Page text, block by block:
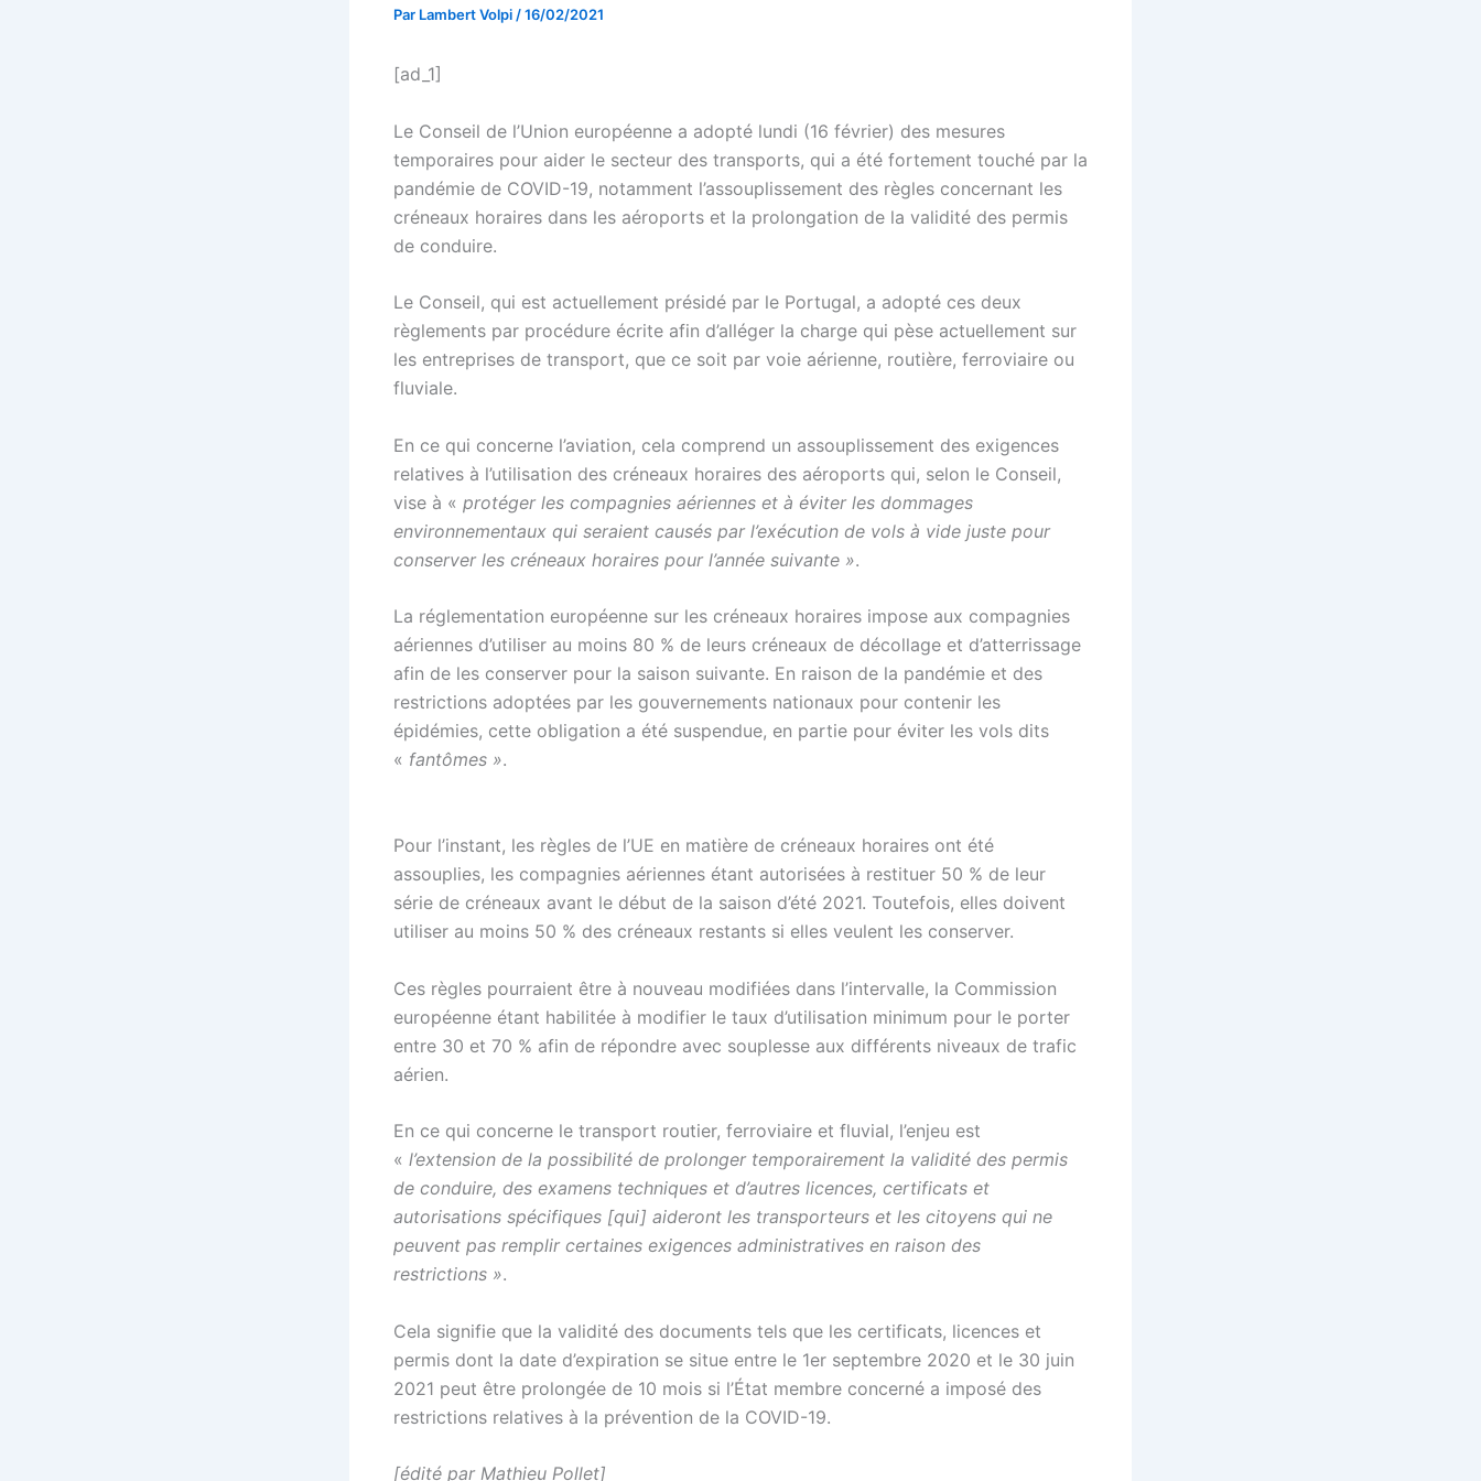
Par Lambert Volpi /16/02/2021
[ad_1]
Le Conseil de l’Union européenne a adopté lundi (16 février) des mesures
temporaires pour aider le secteur des transports, qui a été fortement touché par la
pandémie de COVID-19, notamment l’assouplissement des règles concernant les
créneaux horaires dans les aéroports et la prolongation de la validité des permis
de conduire.
Le Conseil, qui est actuellement présidé par le Portugal, a adopté ces deux
règlements par procédure écrite afin d’alléger la charge qui pèse actuellement sur
les entreprises de transport, que ce soit par voie aérienne, routière, ferroviaire ou
fluviale.
En ce qui concerne l’aviation, cela comprend un assouplissement des exigences
relatives à l’utilisation des créneaux horaires des aéroports qui, selon le Conseil,
vise à « protéger les compagnies aériennes et à éviter les dommages
environnementaux qui seraient causés par l’exécution de vols à vide juste pour
conserver les créneaux horaires pour l’année suivante ».
La réglementation européenne sur les créneaux horaires impose aux compagnies
aériennes d’utiliser au moins 80 % de leurs créneaux de décollage et d’atterrissage
afin de les conserver pour la saison suivante. En raison de la pandémie et des
restrictions adoptées par les gouvernements nationaux pour contenir les
épidémies, cette obligation a été suspendue, en partie pour éviter les vols dits
« fantômes ».
Pour l’instant, les règles de l’UE en matière de créneaux horaires ont été
assouplies, les compagnies aériennes étant autorisées à restituer 50 % de leur
série de créneaux avant le début de la saison d’été 2021. Toutefois, elles doivent
utiliser au moins 50 % des créneaux restants si elles veulent les conserver.
Ces règles pourraient être à nouveau modifiées dans l’intervalle, la Commission
européenne étant habilitée à modifier le taux d’utilisation minimum pour le porter
entre 30 et 70 % afin de répondre avec souplesse aux différents niveaux de trafic
aérien.
En ce qui concerne le transport routier, ferroviaire et fluvial, l’enjeu est
« l’extension de la possibilité de prolonger temporairement la validité des permis
de conduire, des examens techniques et d’autres licences, certificats et
autorisations spécifiques [qui] aideront les transporteurs et les citoyens qui ne
peuvent pas remplir certaines exigences administratives en raison des
restrictions ».
Cela signifie que la validité des documents tels que les certificats, licences et
permis dont la date d’expiration se situe entre le 1er septembre 2020 et le 30 juin
2021 peut être prolongée de 10 mois si l’État membre concerné a imposé des
restrictions relatives à la prévention de la COVID-19.
[édité par Mathieu Pollet]